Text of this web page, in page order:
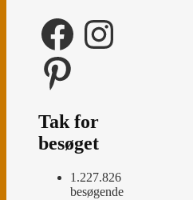
FacebookInstagram
Pinterest
Tak for
besøget
1.227.826
besøgende